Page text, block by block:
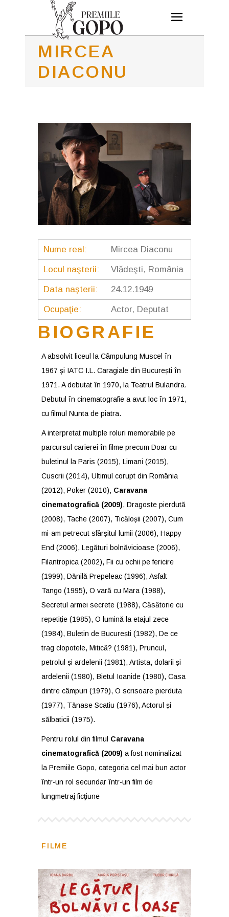
MIRCEA
DIACONU
Nume real: Mircea Diaconu
Locul naşterii: Vlădeşti, România
Data naşterii: 24.12.1949
Ocupaţie: Actor, Deputat
BIOGRAFIE
A absolvit liceul la Câmpulung Muscel în
1967 și IATC I.L. Caragiale din București în
1971. A debutat în 1970, la Teatrul Bulandra.
Debutul în cinematografie a avut loc în 1971,
cu filmul Nunta de piatra.
A interpretat multiple roluri memorabile pe
parcursul carierei în filme precum Doar cu
buletinul la Paris (2015), Limani (2015),
Cuscrii (2014), Ultimul corupt din România
(2012), Poker (2010), Caravana
cinematografică (2009), Dragoste pierdută
(2008), Tache (2007), Ticăloșii (2007), Cum
mi-am petrecut sfârșitul lumii (2006), Happy
End (2006), Legături bolnăvicioase (2006),
Filantropica (2002), Fii cu ochii pe fericire
(1999), Dănilă Prepeleac (1996), Asfalt
Tango (1995), O vară cu Mara (1988),
Secretul armei secrete (1988), Căsătorie cu
repetiție (1985), O lumină la etajul zece
(1984), Buletin de București (1982), De ce
trag clopotele, Mitică? (1981), Pruncul,
petrolul și ardelenii (1981), Artista, dolarii și
ardelenii (1980), Bietul Ioanide (1980), Casa
dintre câmpuri (1979), O scrisoare pierduta
(1977), Tănase Scatiu (1976), Actorul și
sălbaticii (1975).
Pentru rolul din filmul Caravana
cinematografică (2009) a fost nominalizat
la Premiile Gopo, categoria cel mai bun actor
într-un rol secundar într-un film de
lungmetraj ficţiune
FILME